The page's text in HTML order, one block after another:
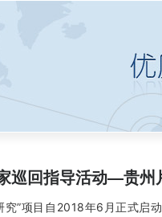
巡回指导活动—贵州
究”项目自2018年6月正式启